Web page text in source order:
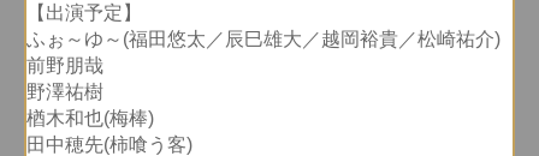
【出演予定】
ふぉ～ゆ～(福田悠太／辰巳雄大／越岡裕貴／松崎祐介)
前野朋哉
野澤祐樹
楢木和也(梅棒)
田中穂先(柿喰う客)